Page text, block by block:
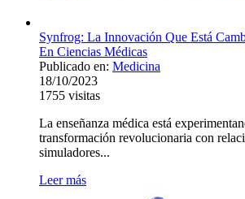
Synfrog: La Innovación Que Está
En Ciencias Médicas
Publicado en: Medicina
18/10/2023
1755 visitas
La enseñanza médica está
transformación revolucionaria con
simuladores...
Leer más